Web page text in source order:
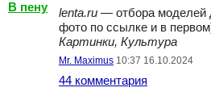
В пену
lenta.ru — отбора моделей
фото по ссылке и в
Картинки, Культура
Mr. Maximus 10:37 16.10.2024
44 комментария